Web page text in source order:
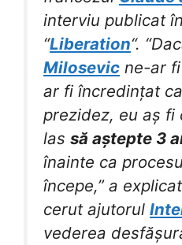
interviu publicat
“Liberation“.
Milosevic ne-ar fi
ar fi încredințat
prezidez, eu aș fi
las să aștepte 3
înainte ca
începe,” a
cerut ajutorul
vederea